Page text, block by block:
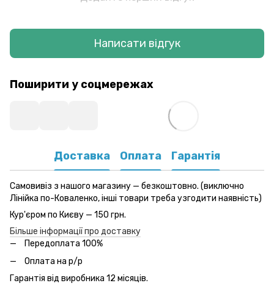
Написати відгук
Поширити у соцмережах
Доставка Оплата Гарантія
Самовивіз з нашого магазину — безкоштовно. (виключно
Лінійка по-Коваленко, інші товари треба узгодити наявність)
Кур'єром по Києву — 150 грн.
Більше інформації про доставку
Передоплата 100%
Оплата на р/р
Гарантія від виробника 12 місяців.